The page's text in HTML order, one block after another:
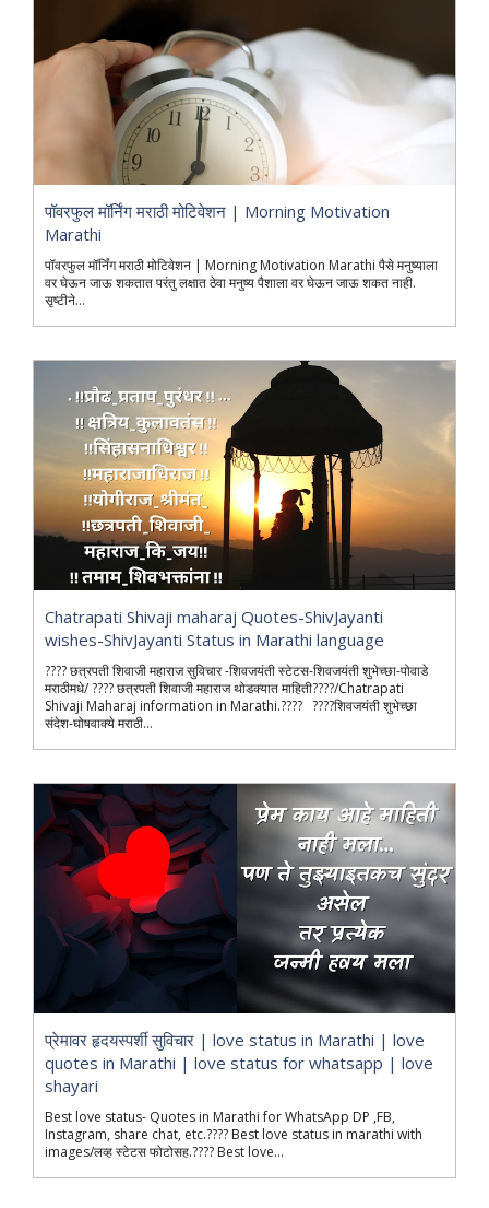
पॉवरफुल मॉर्निंग मराठी मोटिवेशन | Morning Motivation
Marathi
पॉवरफुल मॉर्निंग मराठी मोटिवेशन | Morning Motivation Marathi पैसे मनुष्याला
वर घेऊन जाऊ शकतात परंतु लक्षात ठेवा मनुष्य पैशाला वर घेऊन जाऊ शकत नाही.
सृष्टीने...
Chatrapati Shivaji maharaj Quotes-ShivJayanti
wishes-ShivJayanti Status in Marathi language
???? छत्रपती शिवाजी महाराज सुविचार -शिवजयंती स्टेटस-शिवजयंती शुभेच्छा-पोवाडे
मराठीमधे/ ???? छत्रपती शिवाजी महाराज थोडक्यात माहिती????/Chatrapati
Shivaji Maharaj information in Marathi.???? ????शिवजयंती शुभेच्छा
संदेश-घोषवाक्ये मराठी...
प्रेमावर हृदयस्पर्शी सुविचार | love status in Marathi | love
quotes in Marathi | love status for whatsapp | love
shayari
Best love status- Quotes in Marathi for WhatsApp DP ,FB,
Instagram, share chat, etc.???? Best love status in marathi with
images/लव्ह स्टेटस फोटोसह.???? Best love...